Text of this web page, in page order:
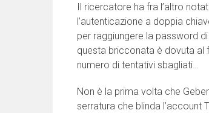
Il ricercatore ha fra l’altro
l’autenticazione a doppia
per raggiungere la password
questa bricconata è dovuta
numero di tentativi sbagliati…
Non è la prima volta che
serratura che blinda l’account